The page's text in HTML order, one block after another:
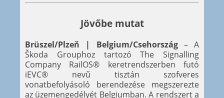
Jövőbe mutat
Brüszel/Plzeň | Belgium/Csehország– A
Škoda Grouphoz tartozó The Signalling
Company RailOS® keretrendszerben futó
iEVC® nevű tisztán szofveres
vonatbefolyásoló berendezése megszerezte
az üzemengedélyét Belgiumban. A rendszert a